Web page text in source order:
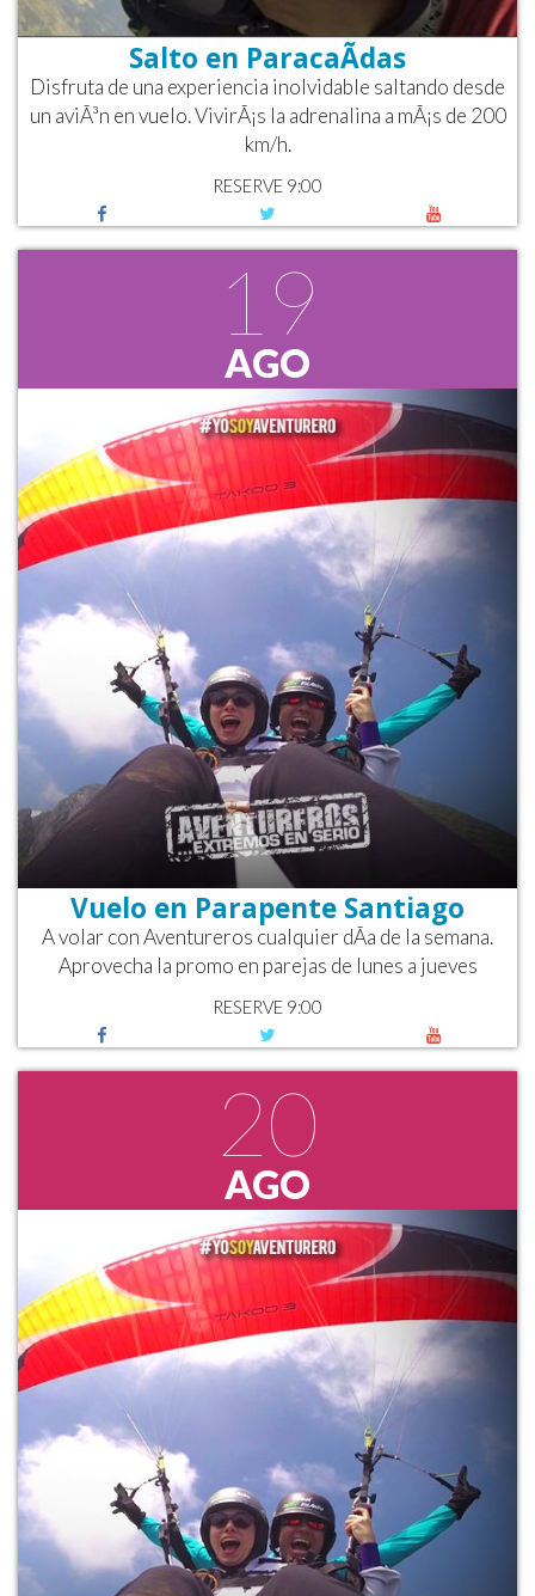
Salto en ParacaÃ­das
Disfruta de una experiencia inolvidable saltando desde
un aviÃ³n en vuelo. VivirÃ¡s la adrenalina a mÃ¡s de 200
km/h.
RESERVE 9:00
19
AGO
Vuelo en Parapente Santiago
A volar con Aventureros cualquier dÃ­a de la semana.
Aprovecha la promo en parejas de lunes a jueves
RESERVE 9:00
20
AGO